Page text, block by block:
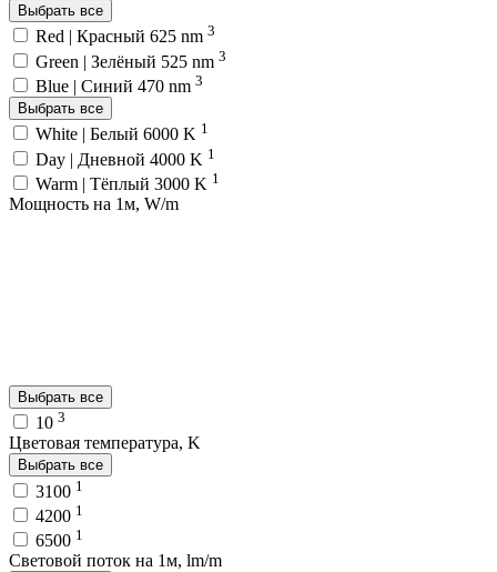
Выбрать все
Red | Красный 625 nm 3
Green | Зелёный 525 nm 3
Blue | Синий 470 nm 3
Выбрать все
White | Белый 6000 K 1
Day | Дневной 4000 K 1
Warm | Тёплый 3000 K 1
Мощность на 1м, W/m
Выбрать все
10 3
Цветовая температура, K
Выбрать все
3100 1
4200 1
6500 1
Световой поток на 1м, lm/m